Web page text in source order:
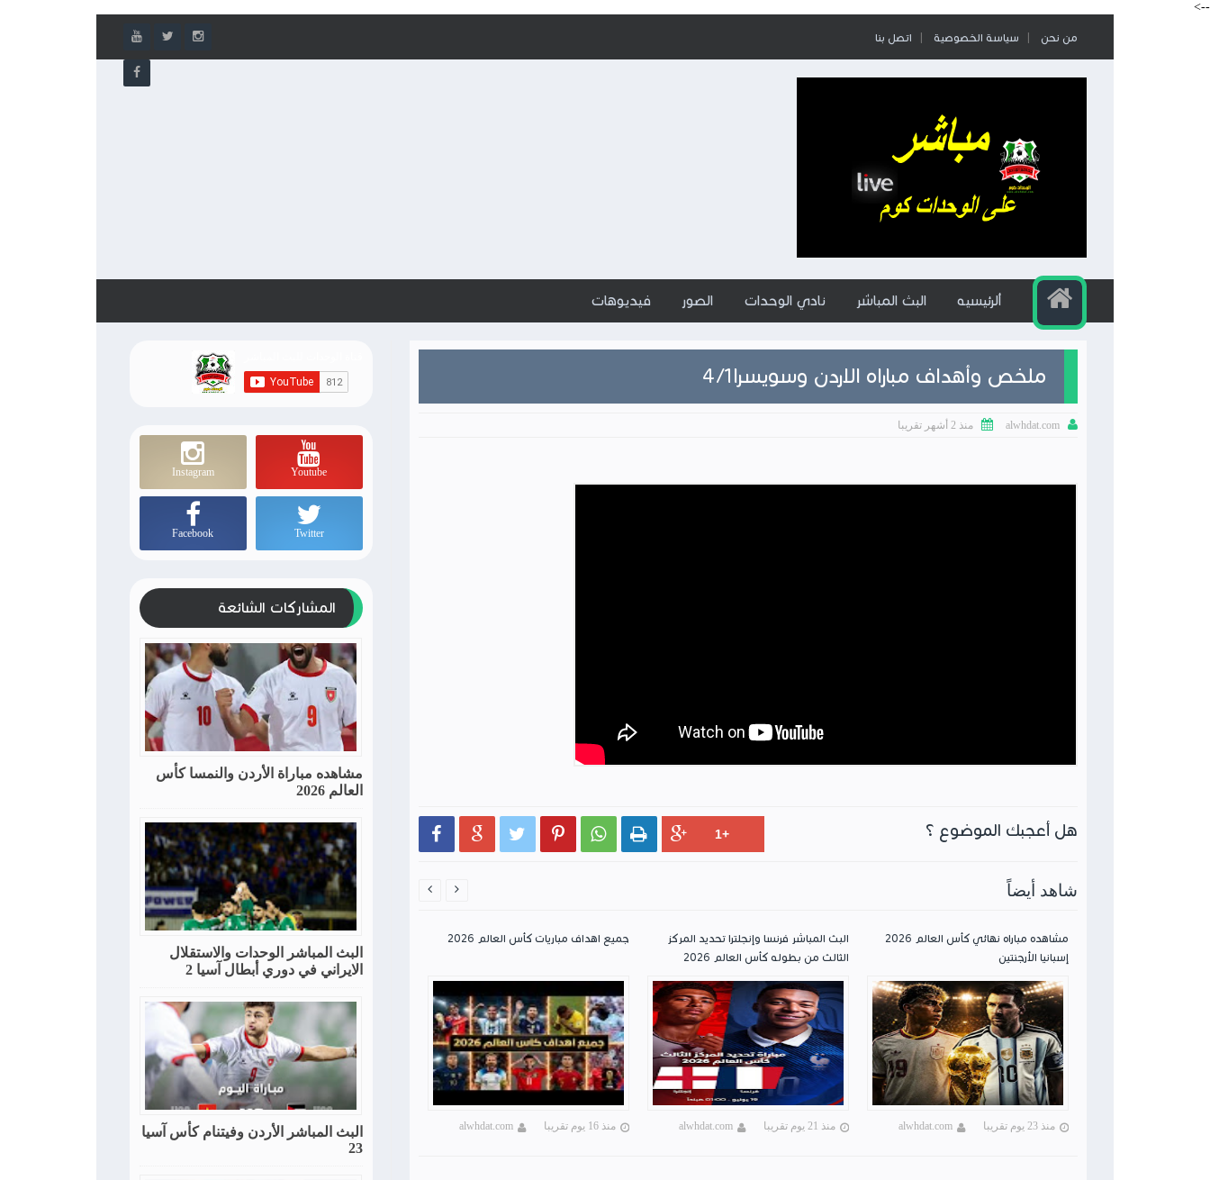
-->
من نحن سياسة الخصوصية اتصل بنا
ألرئيسيه البث المباشر نادي الوحدات الصور فيديوهات
ملخص وأهداف مباراه الاردن وسويسرا4/1

alwhdat.com
 منذ 2 أشهر تقريبا
هل أعجبك الموضوع ؟      
شاهد أيضاً
جميع اهداف مباريات كأس العالم 2026
منذ 16 يوم تقريبا alwhdat.com
البث المباشر فرنسا وإنجلترا تحديد المركز
الثالث من بطوله كأس العالم 2026
منذ 21 يوم تقريبا alwhdat.com
مشاهده مباراه نهائي كأس العالم 2026
إسبانيا الأرجنتين
منذ 23 يوم تقريبا alwhdat.com
 
Youtube
Instagram
Twitter
Facebook
المشاركات الشائعة
مشاهده مباراة الأردن والنمسا كأس
العالم 2026
البث المباشر الوحدات والاستقلال
الايراني في دوري أبطال آسيا 2
البث المباشر الأردن وفيتنام كأس آسيا
23